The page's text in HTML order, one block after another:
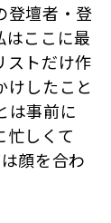
登壇者・登
はここに最
ストだけ作
けしたこと
は事前に
忙しくて
顔を合わ